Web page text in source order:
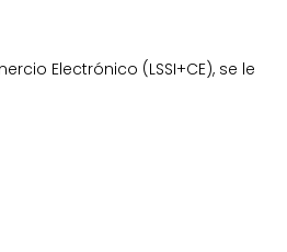
Electrónico (LSSI+CE), se le